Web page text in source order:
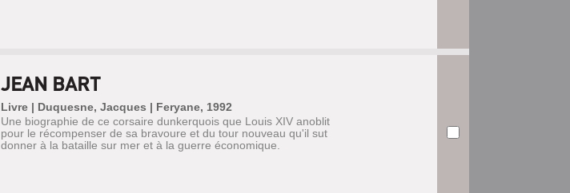
JEAN BART
Livre | Duquesne, Jacques | Feryane, 1992
Une biographie de ce corsaire dunkerquois que Louis XIV anoblit
pour le récompenser de sa bravoure et du tour nouveau qu'il sut
donner à la bataille sur mer et à la guerre économique.